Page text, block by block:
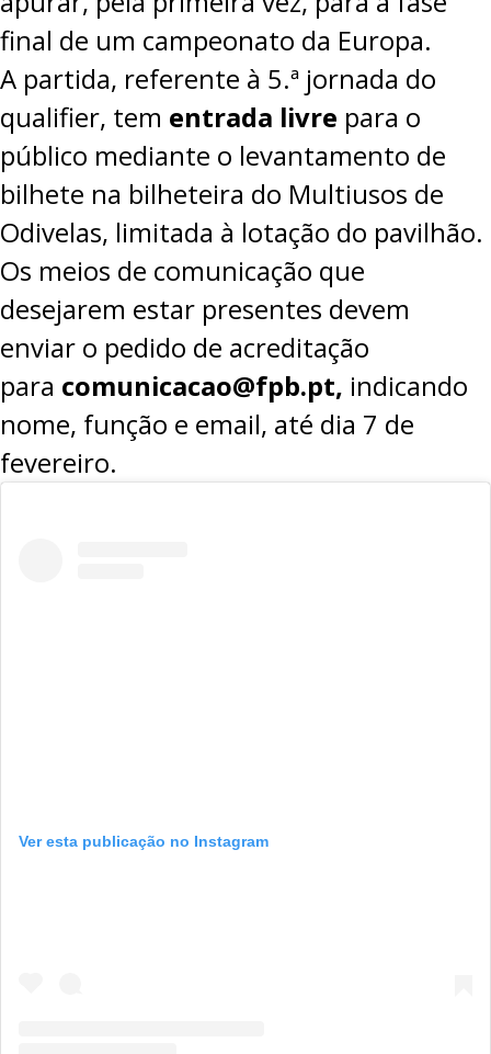
final de um campeonato da Europa.
A partida, referente à 5.ª jornada do
qualifier, tem entrada livre para o
público mediante o levantamento de
bilhete na bilheteira do Multiusos de
Odivelas, limitada à lotação do pavilhão.
Os meios de comunicação que
desejarem estar presentes devem
enviar o pedido de acreditação
para comunicacao@fpb.pt, indicando
nome, função e email, até dia 7 de
fevereiro.
Ver esta publicação no Instagram